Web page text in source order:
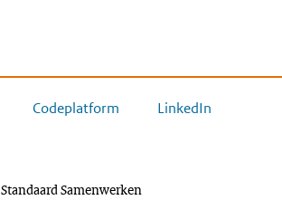
Codeplatform LinkedIn
Standaard Samenwerken